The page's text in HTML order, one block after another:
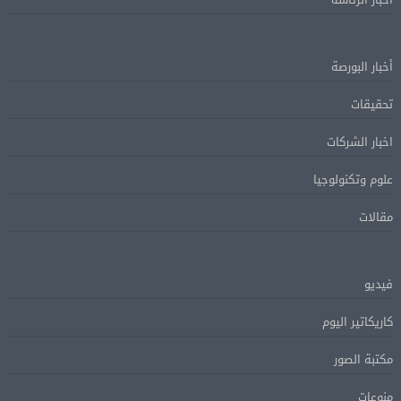
أخبار البورصة
تحقيقات
اخبار الشركات
علوم وتكنولوجيا
مقالات
فيديو
كاريكاتير اليوم
مكتبة الصور